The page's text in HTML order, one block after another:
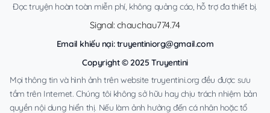
Đọc truyện hoàn toàn miễn phí, không quảng cáo, hỗ trợ đa thiết bị.
Signal: chauchau774.74
Email khiếu nại:truyentiniorg@gmail.com
Copyright © 2025 Truyentini
Mọi thông tin và hình ảnh trên website truyentini.org đều được sưu
tầm trên Internet. Chúng tôi không sở hữu hay chịu trách nhiệm bản
quyền nội dung hiển thị. Nếu làm ảnh hưởng đến cá nhân hoặc tổ